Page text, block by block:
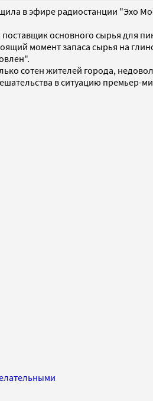
в эфире радиостанции "Эхо
основного сырья для
момент запаса сырья на
сотен жителей города,
в ситуацию премьер-